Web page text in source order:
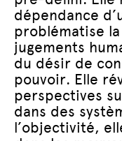
dépendance
problématise
jugements
du désir de
pouvoir. Elle
perspectives
dans des
l’objectivité,